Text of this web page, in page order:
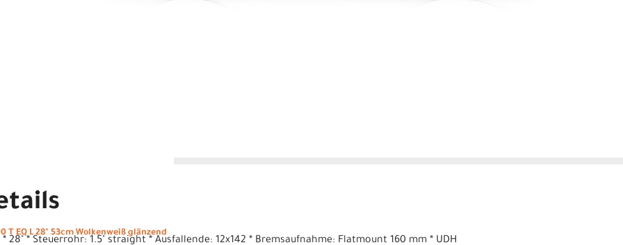
T EQ L 28" 53cm Wolkenweiß glänzend
28" * Steuerrohr: 1.5" straight * Ausfallende: 12x142 * Bremsaufnahme: Flatmount 160 mm * UDH